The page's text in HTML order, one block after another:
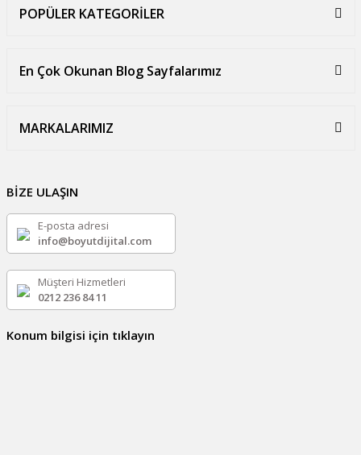
POPÜLER KATEGORİLER
En Çok Okunan Blog Sayfalarımız
MARKALARIMIZ
BİZE ULAŞIN
E-posta adresi
info@boyutdijital.com
Müşteri Hizmetleri
0212 236 84 11
Konum bilgisi için tıklayın